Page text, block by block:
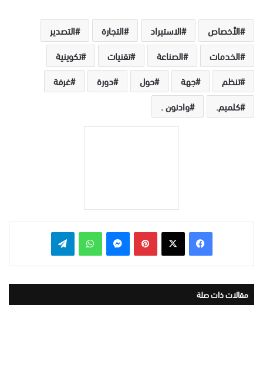
الأخصاص الاستيراد التجارة
التصدير
الخدمات
الصناعة تقنيات
تكوينية
تنظم
جهة حول دورة
غرفة
كلميم.
وادنون .
بينتيريست واتساب
مقالات ذات صلة